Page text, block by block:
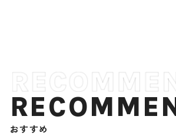
おすすめ